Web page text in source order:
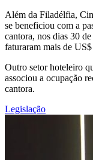
Além da Filadélfia,
se beneficiou com a
cantora, nos dias 30
faturaram mais de
Outro setor hoteleiro
associou a ocupação
cantora.
Legislação